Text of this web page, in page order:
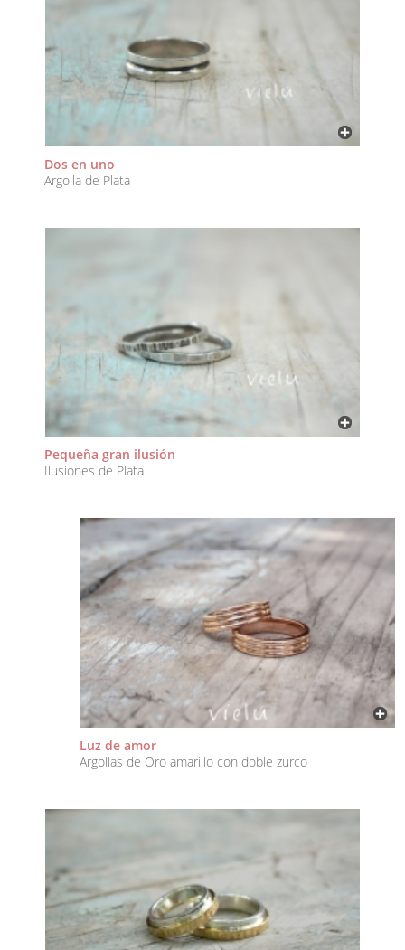
Dos en uno
Argolla de Plata
Pequeña gran ilusión
Ilusiones de Plata
Luz de amor
Argollas de Oro amarillo con doble zurco